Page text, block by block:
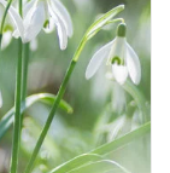
maar de
in een
het eerste
groeiseizoen
van bloemetjes